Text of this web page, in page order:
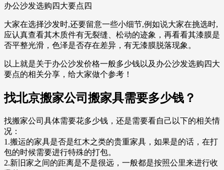
办公沙发选购四大要点四
大家在选择沙发时,还要留意一些小细节,例如说大家在挑选时,
应认真查看其木质件有无裂缝、松动的迹象，再看看其漆膜是
否平整光滑，色泽是否存在差异，有无漆膜脱落现象。
以上就是关于办公沙发价格一般多少钱以及办公沙发选购四大
要点的相关分享，给大家做个参考！
找北京搬家公司搬家具需要多少钱？
找搬家公司具体需要花多少钱，还是需要看自己以下的相关情
况：
1.搬运的家具是否是红木之类的贵重家具，如果是的话，在打
包的时候需要进行特殊的打包。
2.新旧家之间的距离是不是很远，一般都是按照公里来进行收